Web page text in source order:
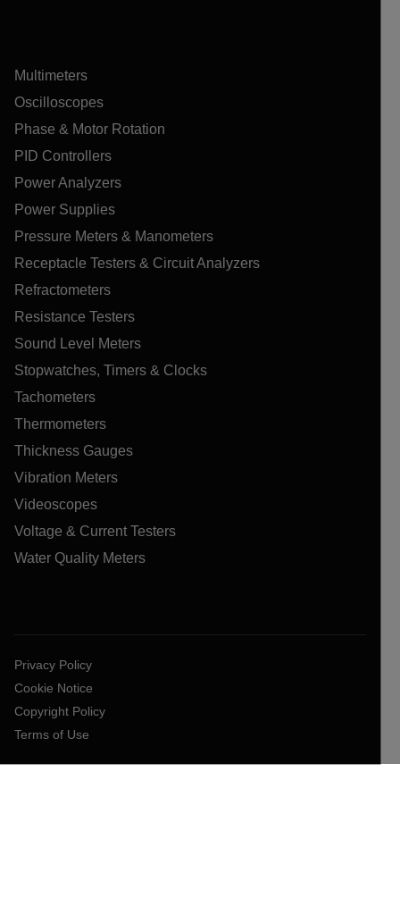
Multimeters
Oscilloscopes
Phase & Motor Rotation
PID Controllers
Power Analyzers
Power Supplies
Pressure Meters & Manometers
Receptacle Testers & Circuit Analyzers
Refractometers
Resistance Testers
Sound Level Meters
Stopwatches, Timers & Clocks
Tachometers
Thermometers
Thickness Gauges
Vibration Meters
Videoscopes
Voltage & Current Testers
Water Quality Meters
Privacy Policy
Cookie Notice
Copyright Policy
Terms of Use